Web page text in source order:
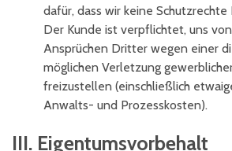
dafür, dass wir keine
Der Kunde ist verpflichtet, uns
Ansprüchen Dritter wegen einer
möglichen Verletzung
freizustellen (einschließlich
Anwalts- und Prozesskosten).
III. Eigentumsvorbehalt